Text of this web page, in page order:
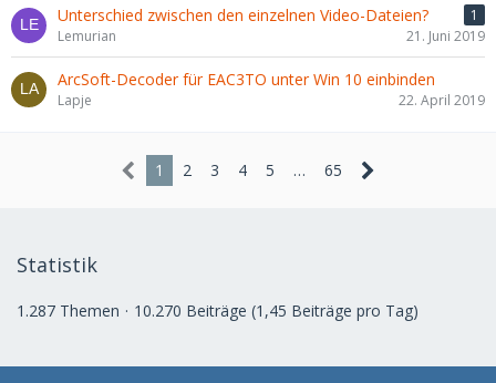
Unterschied zwischen den einzelnen Video-Dateien?
1
Lemurian
21. Juni 2019
ArcSoft-Decoder für EAC3TO unter Win 10 einbinden
Lapje 22. April 2019
1 2 3 4 5 … 65
Statistik
1.287 Themen 10.270 Beiträge (1,45 Beiträge pro Tag)